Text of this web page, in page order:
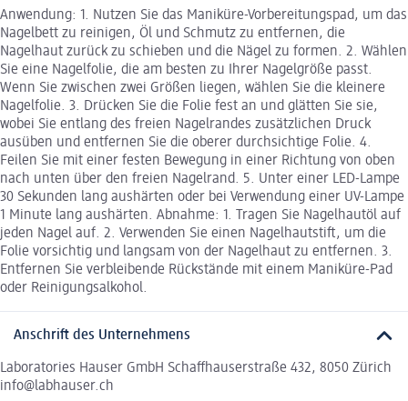
Anwendung: 1. Nutzen Sie das Maniküre-Vorbereitungspad, um das
Nagelbett zu reinigen, Öl und Schmutz zu entfernen, die
Nagelhaut zurück zu schieben und die Nägel zu formen. 2. Wählen
Sie eine Nagelfolie, die am besten zu Ihrer Nagelgröße passt.
Wenn Sie zwischen zwei Größen liegen, wählen Sie die kleinere
Nagelfolie. 3. Drücken Sie die Folie fest an und glätten Sie sie,
wobei Sie entlang des freien Nagelrandes zusätzlichen Druck
ausüben und entfernen Sie die oberer durchsichtige Folie. 4.
Feilen Sie mit einer festen Bewegung in einer Richtung von oben
nach unten über den freien Nagelrand. 5. Unter einer LED-Lampe
30 Sekunden lang aushärten oder bei Verwendung einer UV-Lampe
1 Minute lang aushärten. Abnahme: 1. Tragen Sie Nagelhautöl auf
jeden Nagel auf. 2. Verwenden Sie einen Nagelhautstift, um die
Folie vorsichtig und langsam von der Nagelhaut zu entfernen. 3.
Entfernen Sie verbleibende Rückstände mit einem Maniküre-Pad
oder Reinigungsalkohol.
Anschrift des Unternehmens
Laboratories Hauser GmbH Schaffhauserstraße 432, 8050 Zürich
info@labhauser.ch